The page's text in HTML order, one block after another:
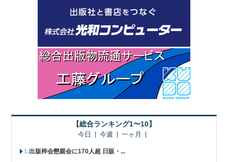
【総合ランキング1〜10】
今日 今週 一ヶ月
出版梓会懇親会に170人超 日販・...